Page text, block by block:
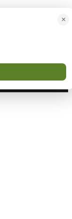
(Customer Care)
×